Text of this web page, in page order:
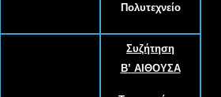
Πολυτεχνείο
Συζήτηση
B’ ΑΙΘΟΥΣΑ